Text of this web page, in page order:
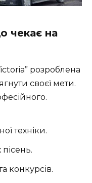
чекає на
розроблена
своєї мети.
техніки.
конкурсів.